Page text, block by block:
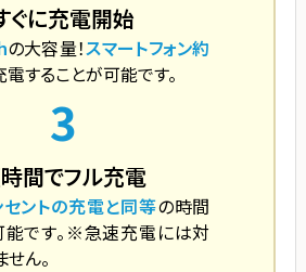
ぐに充電開始
の大容量！スマートフォン約
することが可能です。
3
間でフル充電
ントの充電と同等の時間
です。※急速充電には対
ん。